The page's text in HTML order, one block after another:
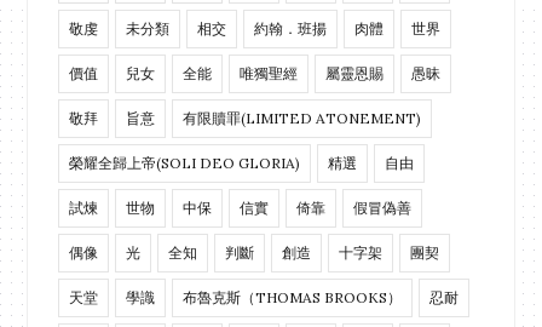
敬虔 未分類 相交 約翰．班揚 肉體 世界
價值 兒女 全能 唯獨聖經 屬靈恩賜 愚昧
敬拜 旨意 有限贖罪(LIMITED ATONEMENT)
榮耀全歸上帝(SOLI DEO GLORIA) 精選 自由
試煉 世物 中保 信實 倚靠 假冒偽善
偶像 光 全知 判斷 創造 十字架 團契
天堂 學識 布魯克斯（THOMAS BROOKS） 忍耐